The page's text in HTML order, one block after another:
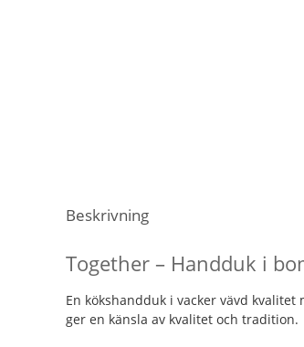
Beskrivning
Together – Handduk i
En kökshandduk i vacker vävd
ger en känsla av kvalitet och tradition.